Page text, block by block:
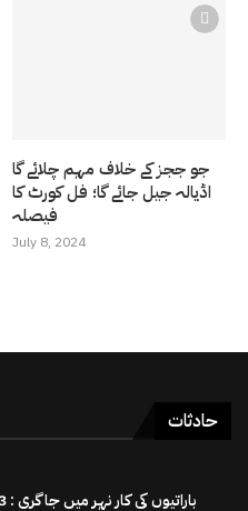
جو ججز کے خلاف مہم چلائے گا
اڈیالہ جیل جائے گا؛ فل کورٹ کا
فیصلہ
July 8, 2024
حادثات
باراتیوں کی کار نہر میں جاگری : 3 افراد جاں بحق